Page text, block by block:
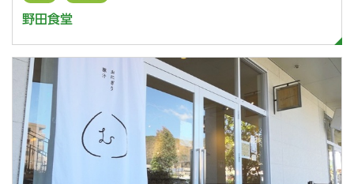
野田食堂